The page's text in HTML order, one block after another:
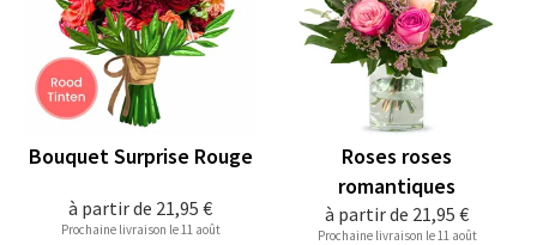
à partir de 21,95 €
Bouquet Surprise Rouge
Prochaine livraison le 11 août
à partir de 21,95 €
Roses roses
romantiques
Prochaine livraison le 11 août